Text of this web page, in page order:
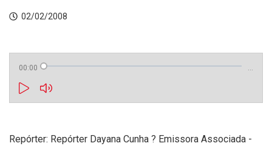
02/02/2008
00:00 …
Repórter: Repórter Dayana Cunha ? Emissora Associada -